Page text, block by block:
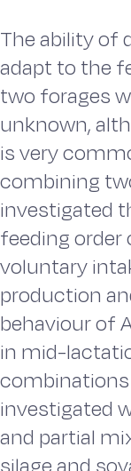
The ability of
adapt to the
two forages
unknown,
is very
combining
investigated
feeding
voluntary
production
behaviour of
in mid-
investigated
and partial